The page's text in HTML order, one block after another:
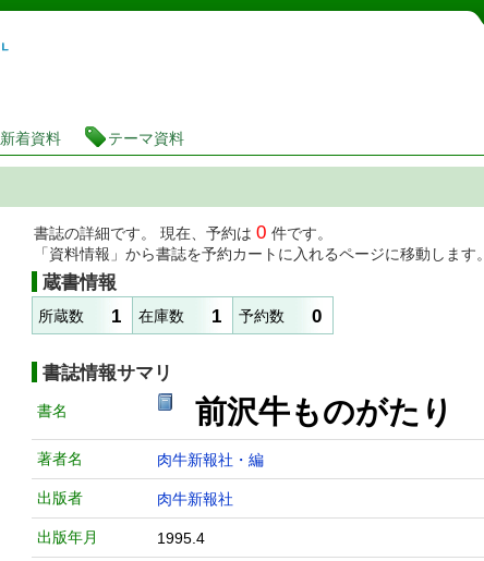
図書館 蔵書検索・予約システム
新着資料 テーマ資料
書誌の詳細です。 現在、予約は 0 件です。
「資料情報」から書誌を予約カートに入れるページに移動します。
蔵書情報
所蔵数 1 在庫数 1 予約数 0
書誌情報サマリ
書名 前沢牛ものがたり
著者名 肉牛新報社・編
出版者 肉牛新報社
出版年月 1995.4